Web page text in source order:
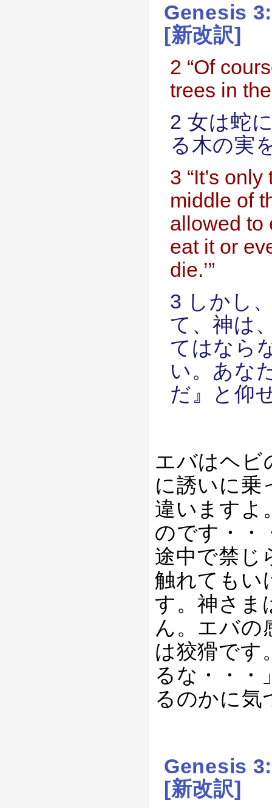
Genesis
[新改訳]
2 “Of
trees in
2 女は蛇
る木の実
3 “It’s
middle of
allowed to
eat it or
die.’”
3 しかし
て、神は
てはなら
い。あな
だ』と仰
エバはヘビ
に誘いに乗
違いますよ
のです・・
途中で禁じ
触れてもい
す。神さま
ん。エバの
は狡猾です
るな・・・
るのかに気
Genesis
[新改訳]